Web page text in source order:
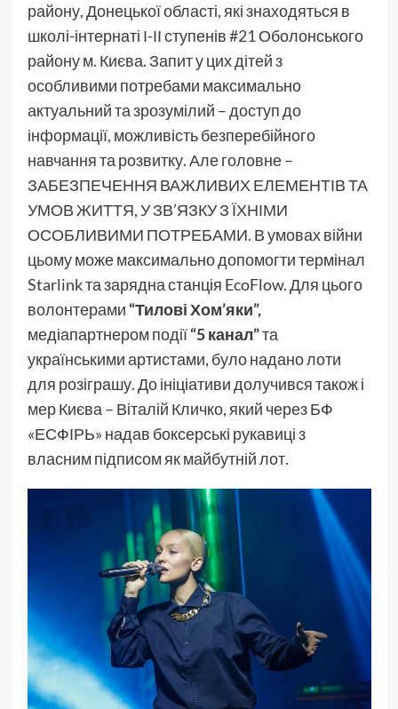
району, Донецької області, які знаходяться в
школі-інтернаті І-ІІ ступенів#21 Оболонського
району м. Києва. Запит у цих дітей з
особливими потребами максимально
актуальний та зрозумілий – доступ до
інформації, можливість безперебійного
навчання та розвитку. Але головне –
ЗАБЕЗПЕЧЕННЯ ВАЖЛИВИХ ЕЛЕМЕНТІВ ТА
УМОВ ЖИТТЯ, У ЗВ’ЯЗКУ З ЇХНІМИ
ОСОБЛИВИМИ ПОТРЕБАМИ. В умовах війни
цьому може максимально допомогти термінал
Starlink та зарядна станція EcoFlow. Для цього
волонтерами “Тилові Хом’яки”,
медіапартнером події“5 канал”та
українськими артистами, було надано лоти
для розіграшу. До ініціативи долучився також і
мер Києва – Віталій Кличко, який через БФ
«ЕСФІРЬ» надав боксерські рукавиці з
власним підписом як майбутній лот.